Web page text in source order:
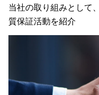
当社の取り組みとして
質保証活動を紹介